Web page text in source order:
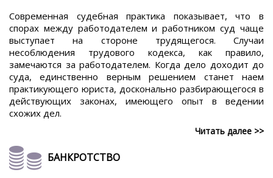
Современная судебная практика показывает, что в
спорах между работодателем и работником суд чаще
выступает на стороне трудящегося. Случаи
несоблюдения трудового кодекса, как правило,
замечаются за работодателем. Когда дело доходит до
суда, единственно верным решением станет наем
практикующего юриста, досконально разбирающегося в
действующих законах, имеющего опыт в ведении
схожих дел.
Читать далее >>
БАНКРОТСТВО